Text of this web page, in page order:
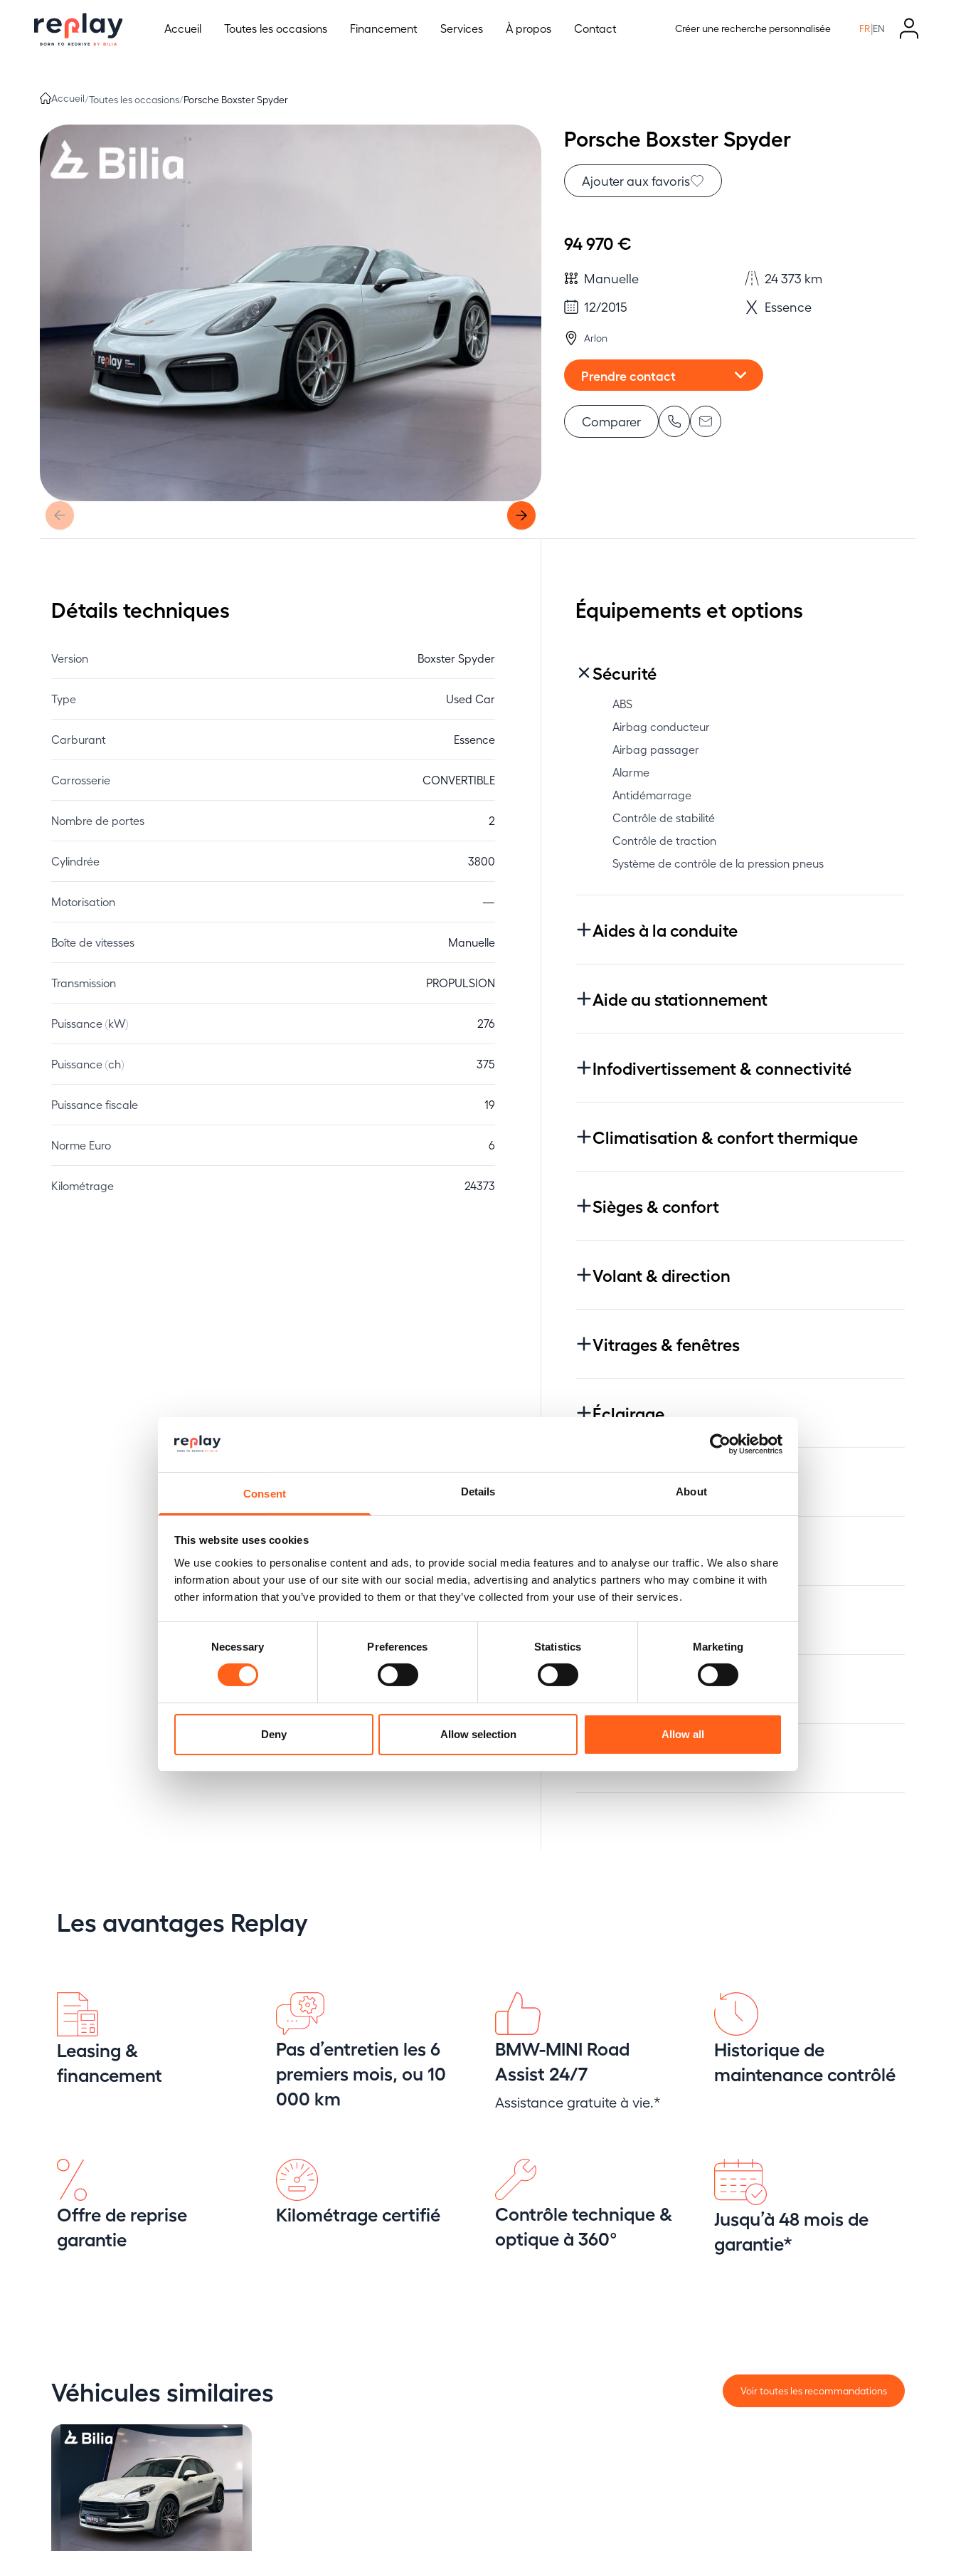
Consent Details About
This website uses cookies
We use cookies to personalise content and ads, to provide social media features and to analyse our traffic. We also share
information about your use of our site with our social media, advertising and analytics partners who may combine it with
other information that you’ve provided to them or that they’ve collected from your use of their services.
Necessary Preferences Statistics Marketing
Deny Allow selection Allow all
Accueil
Toutes les occasions Financement Services À propos Contact Créer une recherche personnalisée FR|EN
Accueil/Toutes les occasions/Porsche Boxster Spyder
Porsche Boxster Spyder
Ajouter aux favoris
94 970 €
Manuelle
24 373 km
12/2015
Essence
Arlon
Prendre contact
Comparer
Détails techniques
Version Boxster Spyder
Type Used Car
Carburant Essence
Carrosserie CONVERTIBLE
Nombre de portes 2
Cylindrée 3800
Motorisation —
Boîte de vitesses Manuelle
Transmission PROPULSION
Puissance (kW) 276
Puissance (ch) 375
Puissance fiscale 19
Norme Euro 6
Kilométrage 24373
Équipements et options
Sécurité
ABS
Airbag conducteur
Airbag passager
Alarme
Antidémarrage
Contrôle de stabilité
Contrôle de traction
Système de contrôle de la pression pneus
Aides à la conduite
Aide au stationnement
Infodivertissement & connectivité
Climatisation & confort thermique
Sièges & confort
Volant & direction
Vitrages & fenêtres
Éclairage
Toit
Divers
Les avantages Replay
Leasing &
financement
Pas d’entretien les 6
premiers mois, ou 10
000 km
BMW-MINI Road
Assist 24/7
Assistance gratuite à vie.*
Historique de
maintenance contrôlé
Offre de reprise
garantie
Kilométrage certifié
Contrôle technique &
optique à 360°
Jusqu’à 48 mois de
garantie*
Véhicules similaires Voir toutes les recommandations